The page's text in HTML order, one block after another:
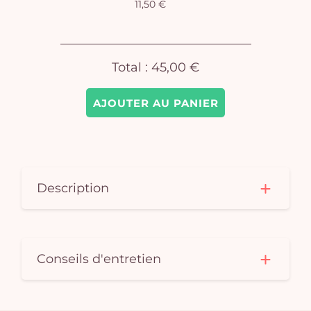
AJOUTER AU PANIER
11,50 €
Total : 45,00 €
Description
Conseils d'entretien